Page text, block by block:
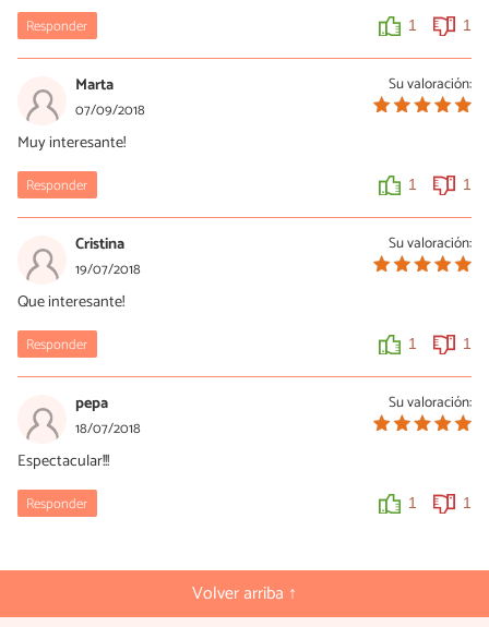
Responder 1 1
Su valoración:
Marta
07/09/2018
Muy interesante!
Responder 1 1
Su valoración:
Cristina
19/07/2018
Que interesante!
Responder 1 1
Su valoración:
pepa
18/07/2018
Espectacular!!!
Responder 1 1
Volver arriba ↑